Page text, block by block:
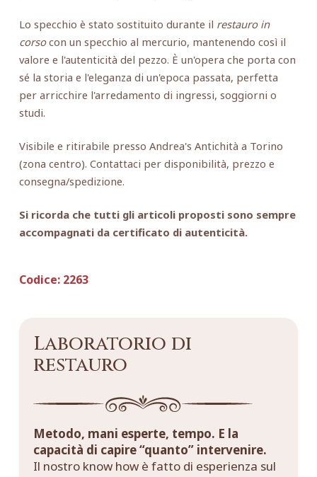
Lo specchio è stato sostituito durante il restauro in
corsocon un specchio al mercurio, mantenendo così il
valore e l'autenticità del pezzo. È un'opera che porta con
sé la storia e l'eleganza di un'epoca passata, perfetta
per arricchire l'arredamento di ingressi, soggiorni o
studi.
Visibile e ritirabile presso Andrea's Antichità a Torino
(zona centro). Contattaci per disponibilità, prezzo e
consegna/spedizione.
Si ricorda che tutti gli articoli proposti sono sempre
accompagnati da certificato di autenticità.
Codice:2263
Laboratorio di
restauro
Metodo, mani esperte, tempo. E la
capacità di capire “quanto” intervenire.
Il nostro know how è fatto di esperienza sul